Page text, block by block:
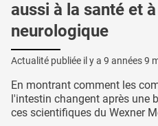
aussi à la santé et
neurologique
Actualité publiée il y a 9 années 9
En montrant comment les
l'intestin changent après une
ces scientifiques du Wexner